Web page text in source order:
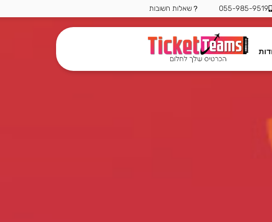
055-985-9519 שאלות חשובות